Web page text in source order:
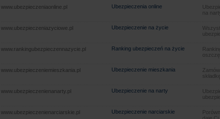
www.ubezpieczeniaonline.pl
Ubezpieczenia online
na
www.ubezpieczeniazyciowe.pl Ubezpieczenie na życie
www.rankingubezpieczennazycie.pl Ranking ubezpieczeń na życie
www.ubezpieczeniemieszkania.pl Ubezpieczenie mieszkania
www.ubezpieczenienanarty.pl Ubezpieczenie na narty
www.ubezpieczenienarciarskie.pl Ubezpieczenie narciarskie